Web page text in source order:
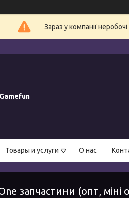
Зараз у компанії
Товары и услуги О нас
запчастини (опт, міні